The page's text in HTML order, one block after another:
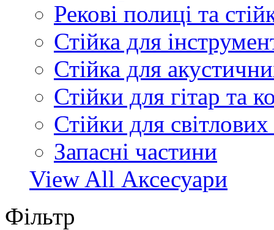
Рекові полиці та
Стійка для
Стійка для
Стійки для гітар та
Стійки для
Запасні частини
View All Аксесуари
Фільтр